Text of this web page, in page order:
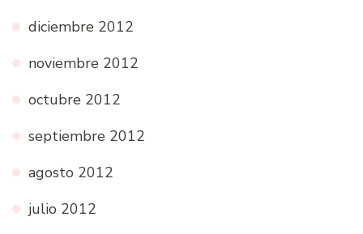
diciembre 2012
noviembre 2012
octubre 2012
septiembre 2012
agosto 2012
julio 2012